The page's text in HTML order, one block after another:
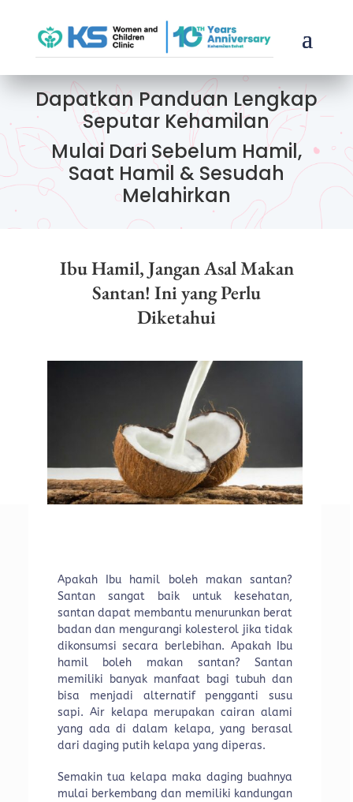
Dapatkan Panduan Lengkap
Seputar Kehamilan
Mulai Dari Sebelum Hamil,
Saat Hamil & Sesudah
Melahirkan
Ibu Hamil, Jangan Asal Makan
Santan! Ini yang Perlu
Diketahui
Apakah Ibu hamil boleh makan santan?
Santan sangat baik untuk kesehatan,
santan dapat membantu menurunkan berat
badan dan mengurangi kolesterol jika tidak
dikonsumsi secara berlebihan. Apakah Ibu
hamil boleh makan santan? Santan
memiliki banyak manfaat bagi tubuh dan
bisa menjadi alternatif pengganti susu
sapi. Air kelapa merupakan cairan alami
yang ada di dalam kelapa, yang berasal
dari daging putih kelapa yang diperas.
Semakin tua kelapa maka daging buahnya
mulai berkembang dan memiliki kandungan